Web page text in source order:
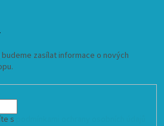
zasílat informace o nových
s